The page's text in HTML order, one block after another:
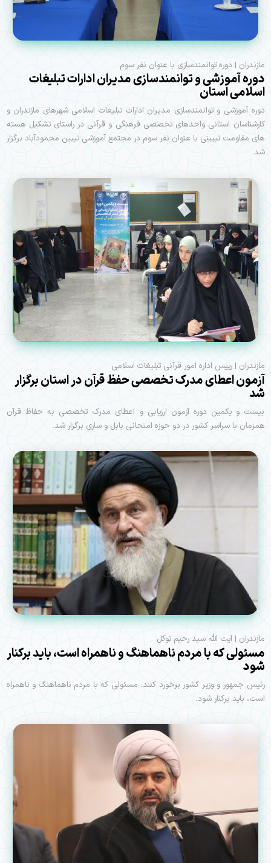
مازندران | دوره توانمندسازی با عنوان نفر سوم
دوره آموزشی و توانمندسازی مديران ادارات تبلیغات
اسلامی استان
دوره آموزشی و توانمندسازی مديران ادارات تبلیغات اسلامی شهرهای مازندران و
کارشناسان استانی واحدهای تخصصی فرهنگی و قرآنی در راستای تشکیل هسته
های مقاومت تبیینی با عنوان نفر سوم در مجتمع آموزشی تبیین محمودآباد برگزار
شد.
مازندران | رییس اداره امور قرآنی تبلیغات اسلامی
آزمون اعطای مدرک تخصصی حفظ قرآن در استان برگزار
شد
بیست و یکمین دوره آزمون ارزیابی و اعطای مدرک تخصصی به حفاظ قرآن
همزمان با سراسر کشور در دو حوزه امتحانی بابل و ساری برگزار شد.
مازندران | آیت الله سید رحیم توکل
مسئولی که با مردم ناهماهنگ و ناهمراه است، باید برکنار
شود
رئیس جمهور و وزیر کشور برخورد کنند. مسئولی که با مردم ناهماهنگ و ناهمراه
است، باید برکنار شود.